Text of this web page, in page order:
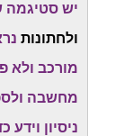
יש סטיגמה
ולחתונות
מורכב ולא
מחשבה
ניסיון